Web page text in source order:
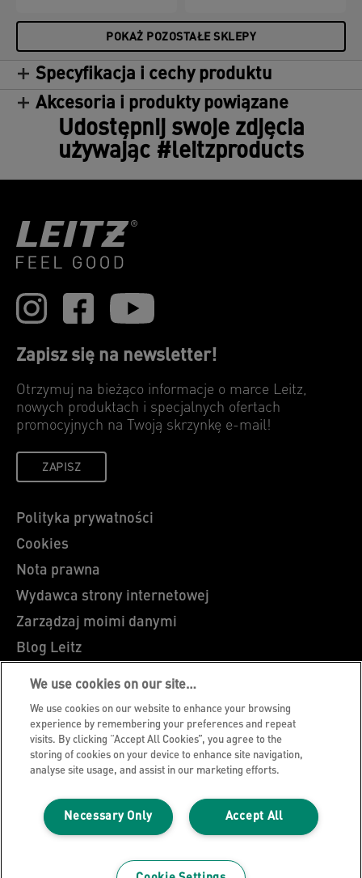
POKAŻ POZOSTAŁE SKLEPY
Specyfikacja i cechy produktu
Akcesoria i produkty powiązane
Udostępnij swoje zdjęcia
używając #leitzproducts
Zapisz się na newsletter!
Otrzymuj na bieżąco informacje o marce Leitz,
nowych produktach i specjalnych ofertach
promocyjnych na Twoją skrzynkę e-mail!
ZAPISZ
Polityka prywatności
Cookies
Nota prawna
Wydawca strony internetowej
Zarządzaj moimi danymi
Blog Leitz
Kariera
Leitz EasyPrint
Wsparcie klienta
Wytyczne dotyczące recyklingu opakowań
Warunki gwarancji
Certyfikat zgodności
Mapa strony
©2026 ACCO Brands
We use cookies on our site…
We use cookies on our website to enhance your browsing
experience by remembering your preferences and repeat
visits. By clicking “Accept All Cookies”, you agree to the
storing of cookies on your device to enhance site navigation,
analyse site usage, and assist in our marketing efforts.
Accept All
Necessary Only